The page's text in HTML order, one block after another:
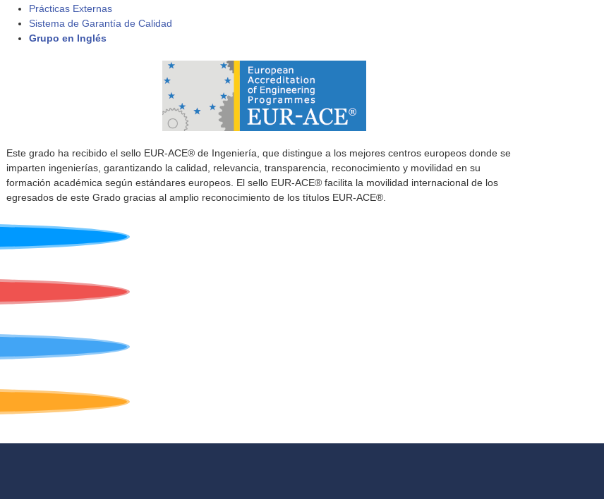
Prácticas Externas
Sistema de Garantía de Calidad
Grupo en Inglés
Este grado ha recibido el sello EUR-ACE® de Ingeniería, que distingue a los mejores centros europeos donde se
imparten ingenierías, garantizando la calidad, relevancia, transparencia, reconocimiento y movilidad en su
formación académica según estándares europeos. El sello EUR-ACE® facilita la movilidad internacional de los
egresados de este Grado gracias al amplio reconocimiento de los títulos EUR-ACE®.